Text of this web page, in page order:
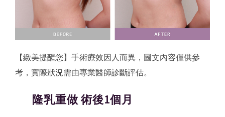
【緻美提醒您】手術療效因人而異，圖文內容僅供參
考，實際狀況需由專業醫師診斷評估。
隆乳重做 術後1個月